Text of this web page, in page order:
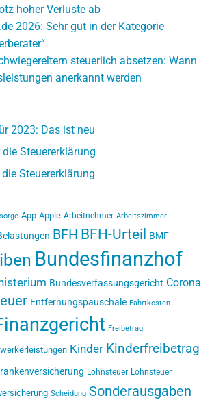
hoher Verluste ab
2026: Sehr gut in der Kategorie
steuerlich absetzen: Wann
anerkannt werden
2023: Das ist neu
Steuererklärung
Steuererklärung
App Apple Arbeitnehmer Arbeitszimmer
BFH BFH-Urteil BMF
Bundesfinanzhof
Bundesverfassungsgericht Corona
Entfernungspauschale Fahrtkosten
Freibetrag
Kinder Kinderfreibetrag
Lohnsteuer Lohnsteuer
Scheidung Sonderausgaben